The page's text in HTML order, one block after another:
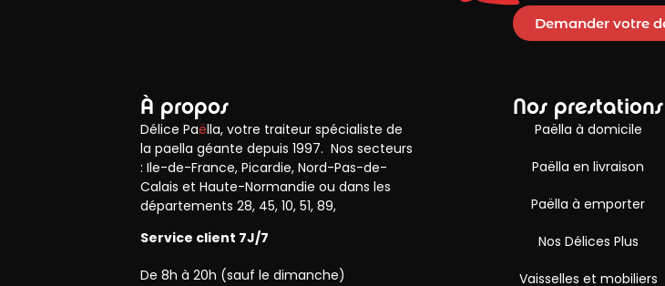
Demander votre
À propos
Délice Paëlla, votre traiteur spécialiste de
la paella géante depuis 1997. Nos secteurs
: Ile-de-France, Picardie, Nord-Pas-de-
Calais et Haute-Normandie ou dans les
départements 28, 45, 10, 51, 89,
Service client 7J/7
De 8h à 20h (sauf le dimanche)
Nos prestations
Paëlla à domicile
Paëlla en livraison
Paëlla à emporter
Nos Délices Plus
Vaisselles et mobiliers